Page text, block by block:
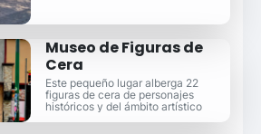
Museo de Figuras de
Cera
Este pequeño lugar alberga 22
figuras de cera de personajes
históricos y del ámbito artístico